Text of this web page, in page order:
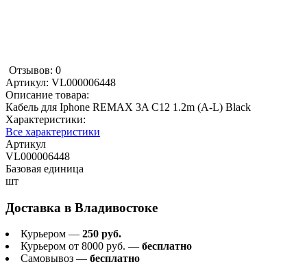
Отзывов: 0
Артикул: VL000006448
Описание товара:
Кабель для Iphone REMAX 3A C12 1.2m (A-L) Black
Характеристики:
Все характеристики
Артикул
VL000006448
Базовая единица
шт
Доставка в Владивостоке
Курьером — 250 руб.
Курьером от 8000 руб. — бесплатно
Самовывоз — бесплатно